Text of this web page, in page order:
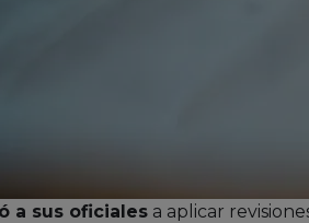
a sus oficiales a aplicar